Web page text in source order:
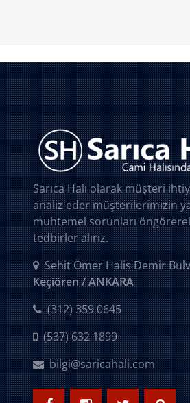
Sarıca Halı olarak müşteri
analiz eder müşterilerimizin
muhtemel sorunları
tedbirler alırız.
Sehit Ömer Halis Demir
Keçiören / ANKARA
(312) 359 0645
(537) 632 1899
bilgi@saricahali.com